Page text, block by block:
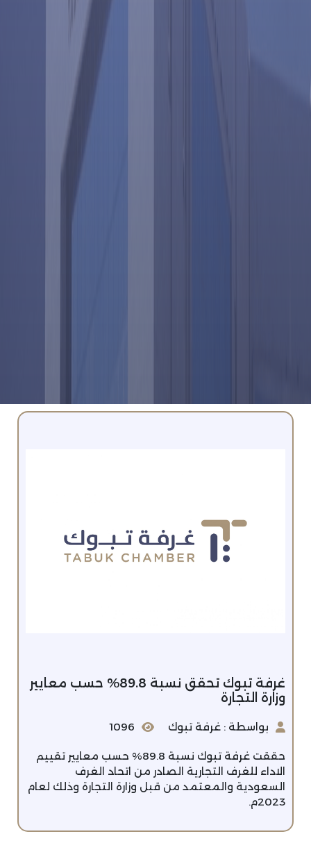
غرفة تبوك تحقق نسبة 89.8% حسب معايير
وزارة التجارة
بواسطة : غرفة تبوك 1096
حققت غرفة تبوك نسبة 89.8% حسب معايير تقييم
الاداء للغرف التجارية الصادر من اتحاد الغرف
السعودية والمعتمد من قبل وزارة التجارة وذلك لعام
2023م.